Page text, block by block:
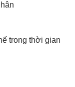
trong thời gian